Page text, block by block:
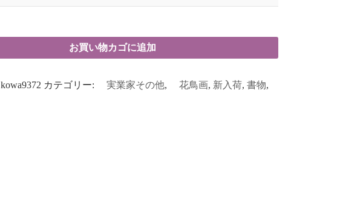
お買い物カゴに追加
kowa9372 カテゴリー: 実業家その他, 花鳥画, 新入荷, 書物,